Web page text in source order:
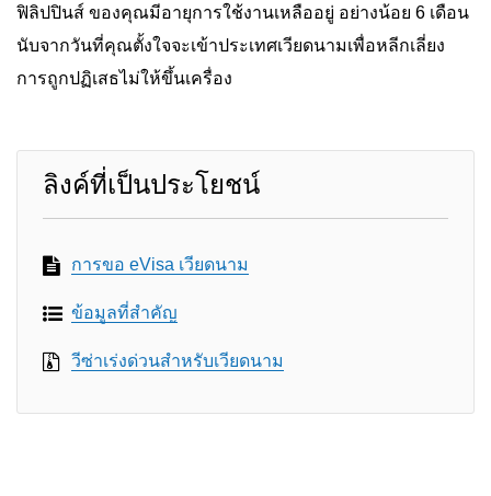
ฟิลิปปินส์ ของคุณมีอายุการใช้งานเหลืออยู่ อย่างน้อย 6 เดือน
นับจากวันที่คุณตั้งใจจะเข้าประเทศเวียดนามเพื่อหลีกเลี่ยง
การถูกปฏิเสธไม่ให้ขึ้นเครื่อง
ลิงค์ที่เป็นประโยชน์
การขอ eVisa เวียดนาม
ข้อมูลที่สำคัญ
วีซ่าเร่งด่วนสำหรับเวียดนาม